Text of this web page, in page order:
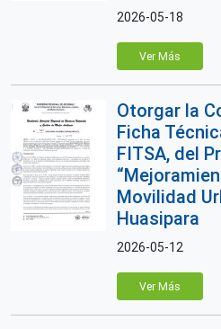
2026-05-18
Ver Más
Otorgar la
Ficha
FITSA, del
Movilidad
Huasipara
2026-05-12
Ver Más